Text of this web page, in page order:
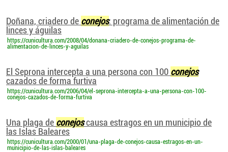
Doñana, criadero de conejos: programa de alimentación de
linces y águilas
https://cunicultura.com/2008/04/donana-criadero-de-conejos-programa-de-
alimentacion-de-linces-y-aguilas
El Seprona intercepta a una persona con 100 conejos
cazados de forma furtiva
https://cunicultura.com/2006/04/el-seprona-intercepta-a-una-persona-con-100-
conejos-cazados-de-forma-furtiva
Una plaga de conejoscausa estragos en un municipio de
las Islas Baleares
https://cunicultura.com/2000/01/una-plaga-de-conejos-causa-estragos-en-un-
municipio-de-las-islas-baleares